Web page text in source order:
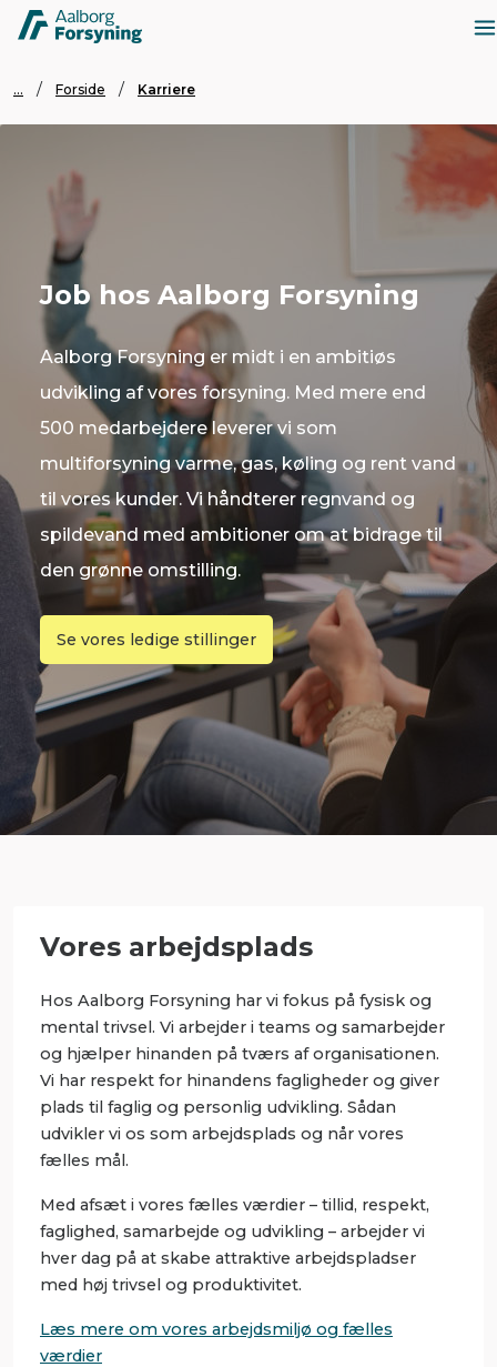
... Forside Karriere
Job hos Aalborg Forsyning
Aalborg Forsyning er midt i en ambitiøs
udvikling af vores forsyning. Med mere end
500 medarbejdere leverer vi som
multiforsyning varme, gas, køling og rent vand
til vores kunder. Vi håndterer regnvand og
spildevand med ambitioner om at bidrage til
den grønne omstilling.
Se vores ledige stillinger
Vores arbejdsplads
Hos Aalborg Forsyning har vi fokus på fysisk og
mental trivsel. Vi arbejder i teams og samarbejder
og hjælper hinanden på tværs af organisationen.
Vi har respekt for hinandens fagligheder og giver
plads til faglig og personlig udvikling. Sådan
udvikler vi os som arbejdsplads og når vores
fælles mål.
Med afsæt i vores fælles værdier – tillid, respekt,
faglighed, samarbejde og udvikling – arbejder vi
hver dag på at skabe attraktive arbejdspladser
med høj trivsel og produktivitet.
Læs mere om vores arbejdsmiljø og fælles
værdier